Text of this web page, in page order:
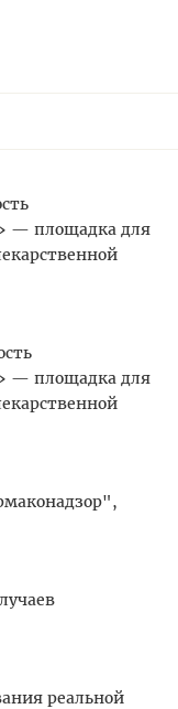
— площадка для
— площадка для
реальной